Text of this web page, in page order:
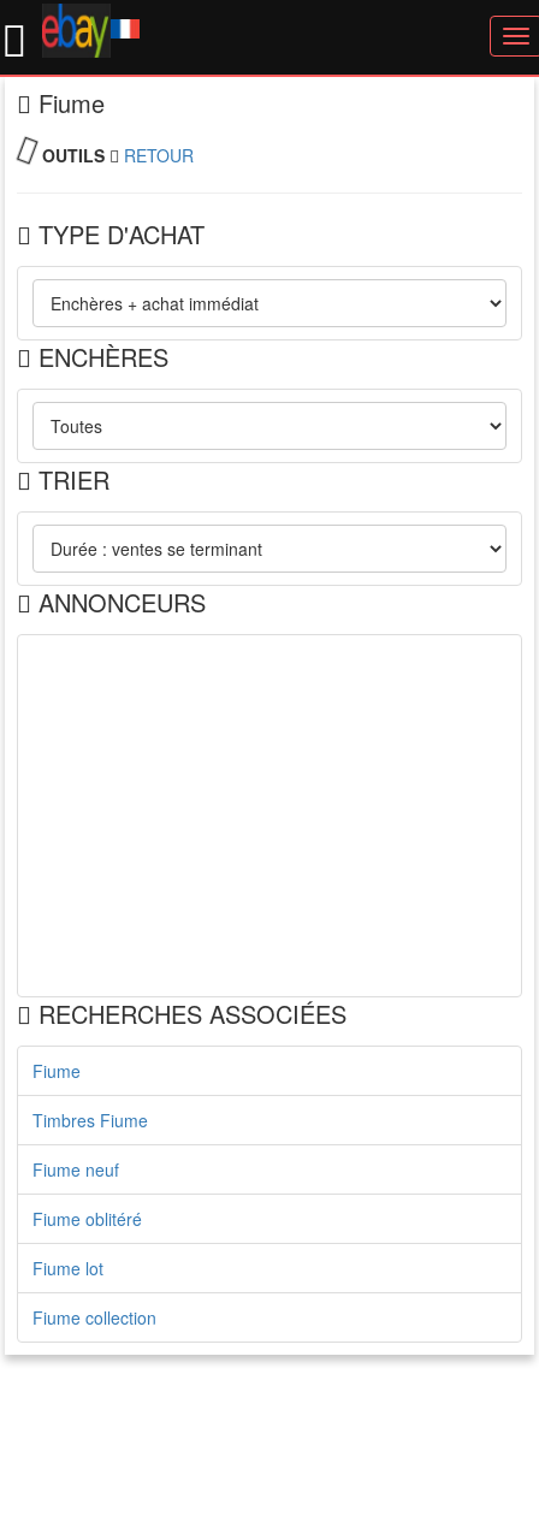
Fiume
OUTILS RETOUR
TYPE D'ACHAT
ENCHÈRES
TRIER
ANNONCEURS
RECHERCHES ASSOCIÉES
Fiume
Timbres Fiume
Fiume neuf
Fiume oblitéré
Fiume lot
Fiume collection